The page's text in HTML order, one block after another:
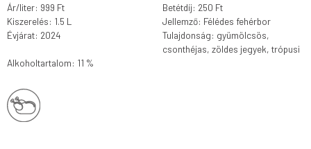
Ár/liter: 999 Ft
Betétdíj: 250 Ft
Kiszerelés: 1.5 L
Jellemző: Félédes fehérbor
Évjárat: 2024
Tulajdonság: gyümölcsös,
csonthéjas, zöldes jegyek, trópusi
Alkoholtartalom: 11 %